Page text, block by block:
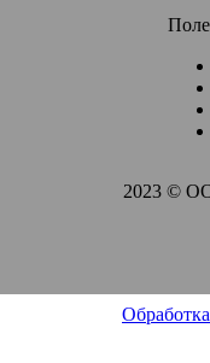
2023 ©